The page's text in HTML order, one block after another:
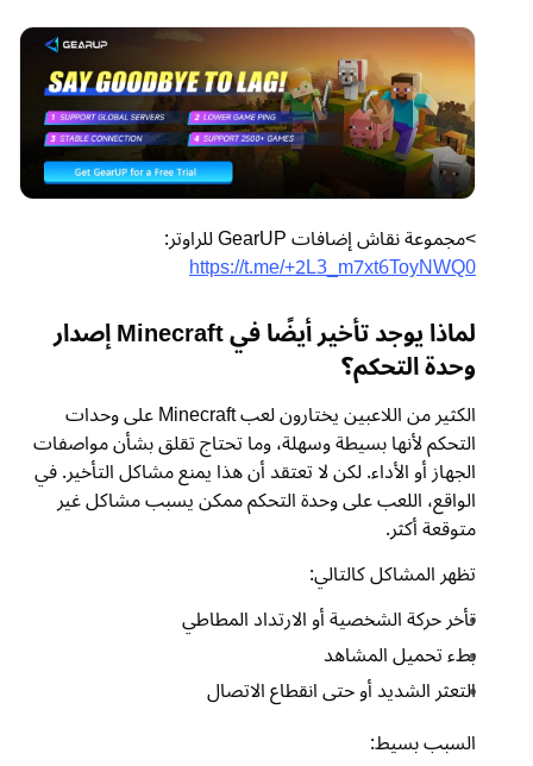
>مجموعة نقاش إضافات GearUP للراوتر:
https://t.me/+2L3_m7xt6ToyNWQ0
لماذا يوجد تأخير أيضًا في Minecraft إصدار
وحدة التحكم؟
الكثير من اللاعبين يختارون لعب Minecraft على وحدات
التحكم لأنها بسيطة وسهلة، وما تحتاج تقلق بشأن مواصفات
الجهاز أو الأداء. لكن لا تعتقد أن هذا يمنع مشاكل التأخير. في
الواقع، اللعب على وحدة التحكم ممكن يسبب مشاكل غير
متوقعة أكثر.
تظهر المشاكل كالتالي:
تأخر حركة الشخصية أو الارتداد المطاطي
بطء تحميل المشاهد
التعثر الشديد أو حتى انقطاع الاتصال
السبب بسيط: